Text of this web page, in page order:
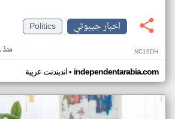
اخبار جيبوتي
Politics
منذ ٤ أشهر NC19DH
اندبندنت عربية• independentarabia.com